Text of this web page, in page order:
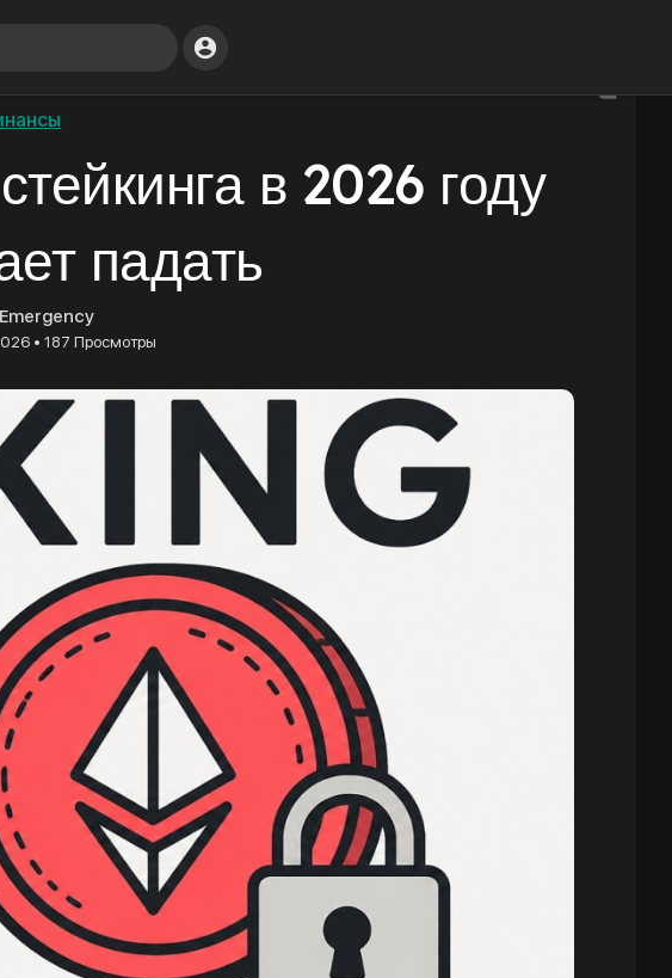
в 2026 году
падать
• 187 Просмотры